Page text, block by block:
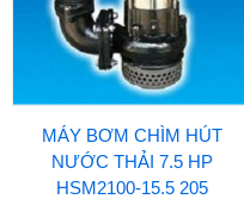
MÁY BƠM CHÌM HÚT
NƯỚC THẢI 7.5 HP
HSM2100-15.5 205